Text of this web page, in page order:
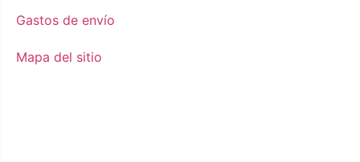
Gastos de envío
Mapa del sitio